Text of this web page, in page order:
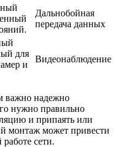
Дальнобойная
передача данных
для
и
Видеонаблюдение
важно надежно
нужно правильно
и припаять или
монтаж может привести
сети.